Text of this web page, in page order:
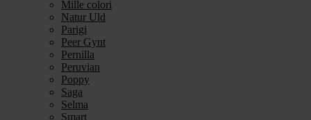
Mille colori
Natur Uld
Parigi
Peer Gynt
Pernilla
Peruvian
Poppy
Saga
Selma
Smart